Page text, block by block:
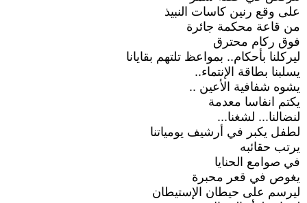
على وقع رنين كاسات النبيذ
من قاعة محكمة جائرة
فوق ركام محترق
ليركلنا بأحكام.. بمواعظ تلتهم بقايانا
يسلبنا بطاقة الإنتماء..
يشوه شفافية الأعين ..
يكتم انفاسا معدمة
لنضالنا... لشغنا...
لطفل يكبر في أرشيف يومياتنا
يرتب حقائبه
في صوامع الحنايا
يغوص في قعر محبرة
ليرسم على حيطان الإستيطان